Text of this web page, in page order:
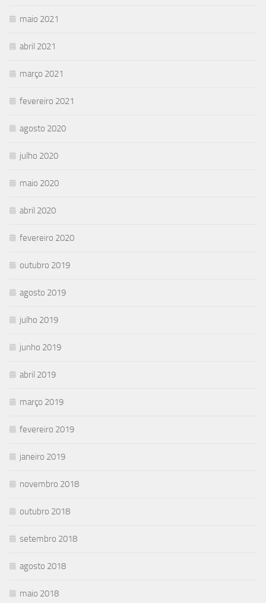
maio 2021
abril 2021
março 2021
fevereiro 2021
agosto 2020
julho 2020
maio 2020
abril 2020
fevereiro 2020
outubro 2019
agosto 2019
julho 2019
junho 2019
abril 2019
março 2019
fevereiro 2019
janeiro 2019
novembro 2018
outubro 2018
setembro 2018
agosto 2018
maio 2018